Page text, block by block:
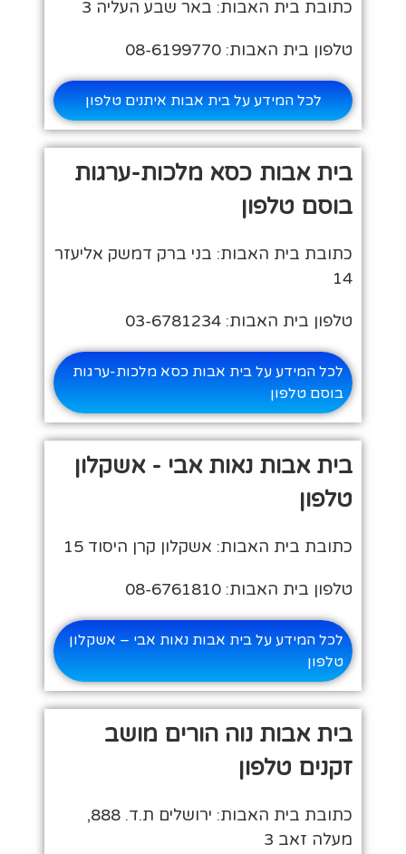
כתובת בית האבות: באר שבע העליה 3
טלפון בית האבות: 08-6199770
לכל המידע על בית אבות איתנים טלפון
בית אבות כסא מלכות-ערגות
בוסם טלפון
כתובת בית האבות: בני ברק דמשק אליעזר
14
טלפון בית האבות: 03-6781234
לכל המידע על בית אבות כסא מלכות-ערגות
בוסם טלפון
בית אבות נאות אבי - אשקלון
טלפון
כתובת בית האבות: אשקלון קרן היסוד 15
טלפון בית האבות: 08-6761810
לכל המידע על בית אבות נאות אבי – אשקלון
טלפון
בית אבות נוה הורים מושב
זקנים טלפון
כתובת בית האבות: ירושלים ת.ד. 888,
מעלה זאב 3